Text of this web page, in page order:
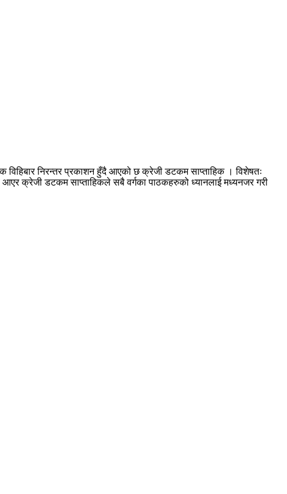
विहिबार निरन्तर प्रकाशन हुँदै आएको छ क्रेजी डटकम साप्ताहिक । विशेषतः
क्रेजी डटकम साप्ताहिकले सबै वर्गका पाठकहरुको ध्यानलाई मध्यनजर गरी